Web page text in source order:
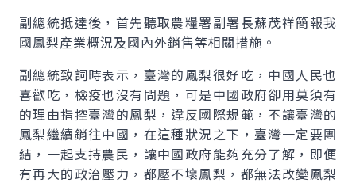
副總統抵達後，首先聽取農糧署副署長蘇茂祥簡報我
國鳳梨產業概況及國內外銷售等相關措施。
副總統致詞時表示，臺灣的鳳梨很好吃，中國人民也
喜歡吃，檢疫也沒有問題，可是中國政府卻用莫須有
的理由指控臺灣的鳳梨，違反國際規範，不讓臺灣的
鳳梨繼續銷往中國，在這種狀況之下，臺灣一定要團
結，一起支持農民，讓中國政府能夠充分了解，即便
有再大的政治壓力，都壓不壞鳳梨，都無法改變鳳梨